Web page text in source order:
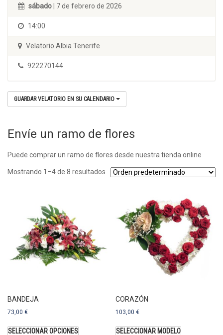
sábado | 7 de febrero de 2026
14:00
Velatorio Albia Tenerife
922270144
GUARDAR VELATORIO EN SU CALENDARIO
Envíe un ramo de flores
Puede comprar un ramo de flores desde nuestra tienda online
Mostrando 1–4 de 8 resultados
BANDEJA
73,00 €
SELECCIONAR OPCIONES
CORAZÓN
103,00€
SELECCIONAR MODELO